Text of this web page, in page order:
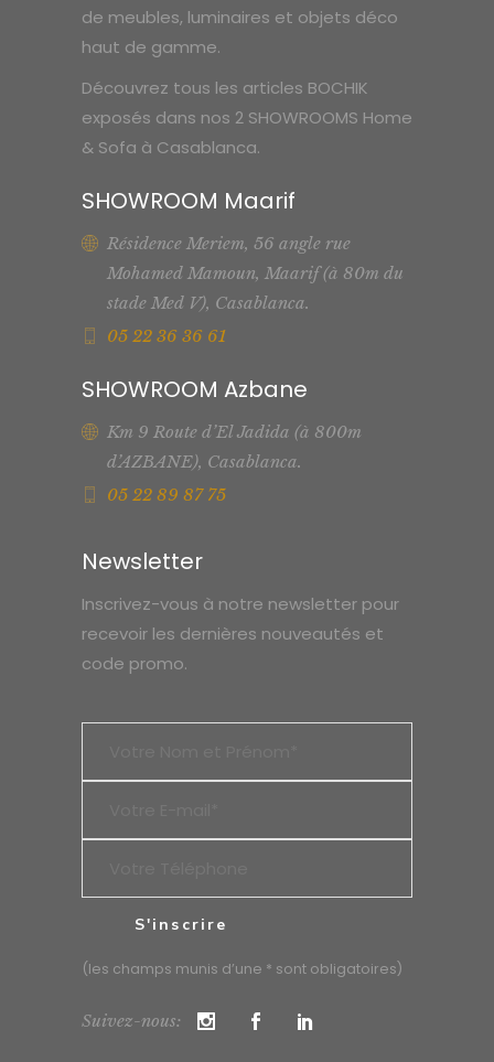
de meubles, luminaires et objets déco
haut de gamme.
Découvrez tous les articles BOCHIK
exposés dans nos 2 SHOWROOMS Home
& Sofa à Casablanca.
SHOWROOM Maarif
Résidence Meriem, 56 angle rue
Mohamed Mamoun, Maarif (à 80m du
stade Med V), Casablanca.
05 22 36 36 61
SHOWROOM Azbane
Km 9 Route d’El Jadida (à 800m
d’AZBANE), Casablanca.
05 22 89 87 75
Newsletter
Inscrivez-vous à notre newsletter pour
recevoir les dernières nouveautés et
code promo.
(les champs munis d’une * sont obligatoires)
Suivez-nous: